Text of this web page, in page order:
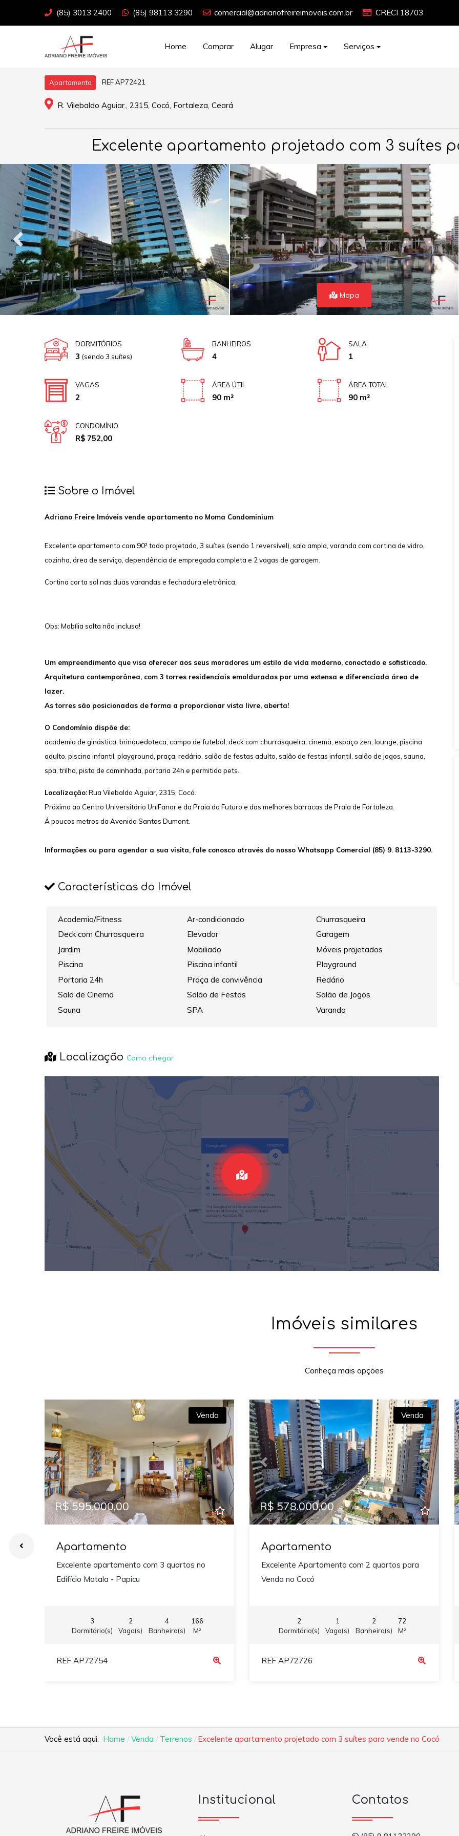
(85) 3013 2400 (85) 98113 3290 comercial@adrianofreireimoveis.com.br CRECI 18703
Home Comprar Alugar Empresa Serviços
Apartamento REF AP72421
R. Vilebaldo Aguiar., 2315, Cocó, Fortaleza, Ceará
Excelente apartamento projetado com 3 suítes
Mapa
DORMITÓRIOS
3 (sendo 3 suítes)
BANHEIROS
4
SALA
1
VAGAS
2
ÁREA ÚTIL
90 m²
ÁREA TOTAL
90 m²
CONDOMÍNIO
R$ 752,00
Sobre o Imóvel
Adriano Freire Imóveis vende apartamento no Moma Condominium
Excelente apartamento com 90² todo projetado, 3 suítes (sendo 1 reversível), sala ampla, varanda com cortina de vidro,
cozinha, área de serviço, dependência de empregada completa e 2 vagas de garagem.
Cortina corta sol nas duas varandas e fechadura eletrônica.
Obs: Mobília solta não inclusa!
Um empreendimento que visa oferecer aos seus moradores um estilo de vida moderno, conectado e sofisticado.
Arquitetura contemporânea, com 3 torres residenciais emolduradas por uma extensa e diferenciada área de
lazer.
As torres são posicionadas de forma a proporcionar vista livre, aberta!
O Condomínio dispõe de:
academia de ginástica, brinquedoteca, campo de futebol, deck com churrasqueira, cinema, espaço zen, lounge, piscina
adulto, piscina infantil, playground, praça, redário, salão de festas adulto, salão de festas infantil, salão de jogos, sauna,
spa, trilha, pista de caminhada, portaria 24h e permitido pets.
Localização:Rua Vilebaldo Aguiar, 2315, Cocó.
Próximo ao Centro Universitário UniFanor e da Praia do Futuro e das melhores barracas de Praia de Fortaleza.
Á poucos metros da Avenida Santos Dumont.
Informações ou para agendar a sua visita, fale conosco através do nosso Whatsapp Comercial (85) 9. 8113-3290.
Características do Imóvel
Academia/Fitness Ar-condicionado
Churrasqueira
Deck com Churrasqueira
Elevador
Garagem
Jardim
Mobiliado
Móveis projetados
Piscina
Piscina infantil
Playground
Portaria 24h
Praça de convivência
Redário
Sala de Cinema
Salão de Festas
Salão de Jogos
Sauna
SPA Varanda
Localização Como chegar
Imóveis similares
Conheça mais opções
Previous Next
Venda
R$ 595.000,00
Apartamento
Excelente apartamento com 3 quartos no
Edifício Matala - Papicu
3
Dormitório(s)
2
Vaga(s)
4
Banheiro(s)
166
M²
REF AP72754
Previous Next
Venda
R$ 578.000,00
Apartamento
Excelente Apartamento com 2 quartos para
Venda no Cocó
2
Dormitório(s)
1
Vaga(s)
2
Banheiro(s)
72
M²
REF AP72726
Você está aqui: Home Venda Terrenos Excelente apartamento projetado com 3 suítes para vende no Cocó
Institucional Contatos